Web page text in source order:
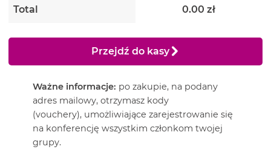
Total 0.00zł
Przejdź do kasy
Ważne informacje: po zakupie, na podany
adres mailowy, otrzymasz kody
(vouchery), umożliwiające zarejestrowanie się
na konferencję wszystkim członkom twojej
grupy.